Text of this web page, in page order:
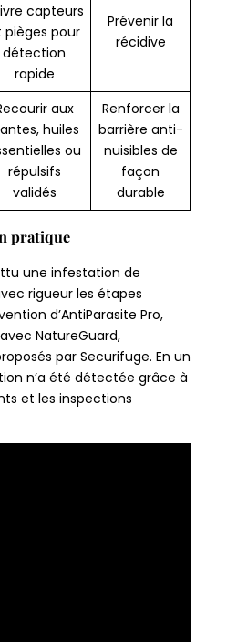
capteurs
pièges pour
détection
rapide
Prévenir la
récidive
aux
huiles
ou
répulsifs
validés
Renforcer la
barrière anti-
nuisibles de
façon
durable
pratique
une infestation de
rigueur les étapes
d’AntiParasite Pro,
NatureGuard,
par Securifuge. En un
n’a été détectée grâce à
et les inspections